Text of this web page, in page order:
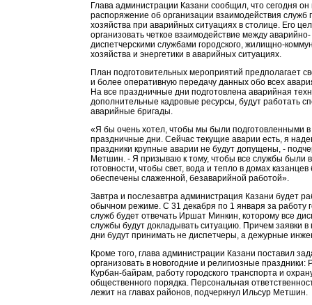
Глава администрации Казани сообщил, что сегодня
распоряжение об организации взаимодействия служб
хозяйства при аварийных ситуациях в столице. Его
организовать четкое взаимодействие между аварийно-
диспетчерскими службами городского, жилищно-
хозяйства и энергетики в аварийных ситуациях.
План подготовительных мероприятий предполагает
и более оперативную передачу данных обо всех
На все праздничные дни подготовлена аварийная
дополнительные кадровые ресурсы, будут работать
аварийные бригады.
«Я бы очень хотел, чтобы мы были подготовленными в
праздничные дни. Сейчас текущие аварии есть, я
праздники крупные аварии не будут допущены, -
Метшин. - Я призываю к тому, чтобы все службы были
готовности, чтобы свет, вода и тепло в домах
обеспечены слаженной, безаварийной работой».
Завтра и послезавтра администрация Казани будет
обычном режиме. С 31 декабря по 1 января за работу
служб будет отвечать Иршат Минкин, которому все
службы будут докладывать ситуацию. Причем заявки
дни будут принимать не диспетчеры, а дежурные
Кроме того, глава администрации Казани поставил
организовать в новогодние и религиозные праздники:
Курбан-байрам, работу городского транспорта и
общественного порядка. Персональная
лежит на главах районов, подчеркнул Ильсур Метшин.